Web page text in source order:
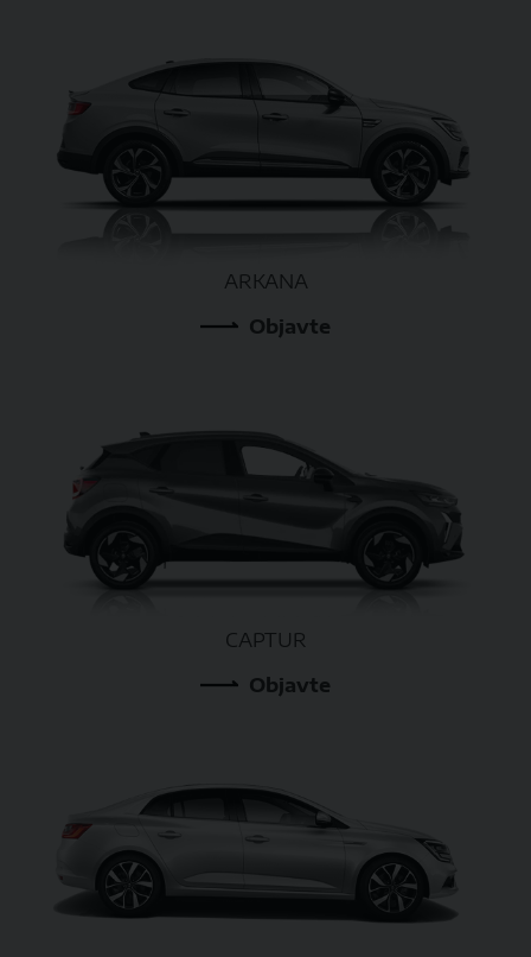
ARKANA
Objavte
CAPTUR
Objavte